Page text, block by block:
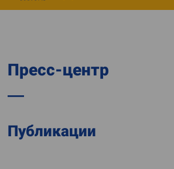
Пресс-центр
Публикации